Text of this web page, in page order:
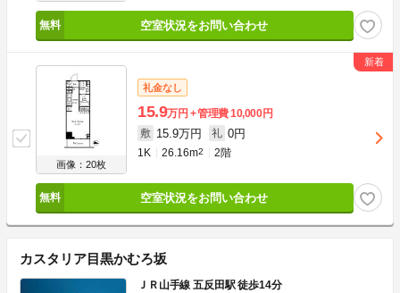
空室状況をお問い合わせ
画像：20枚
礼金なし
15.9万円 管理費10,000円
敷 15.9万円 礼 0円
1K 26.16m2 2階
空室状況をお問い合わせ
カスタリア目黒かむろ坂
ＪＲ山手線 五反田駅 徒歩14分